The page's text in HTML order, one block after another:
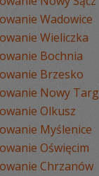
Wadowice
Wieliczka
Bochnia
Brzesko
Nowy Targ
Olkusz
Myślenice
Oświęcim
Chrzanów